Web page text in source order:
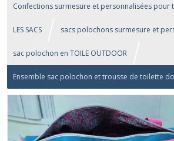
Confections surmesure et personnalisées pour
LES SACS sacs polochons surmesure et
sac polochon en TOILE OUTDOOR
Ensemble sac polochon et trousse de toilette
(ARIANE)